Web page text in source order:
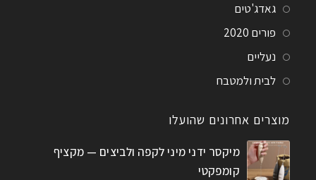
גאדג'טים
פורים 2020
נעליים
לבית ולמטבח
מוצרים אחרונים שהועלו
מיקסר ידני מיני לקפה ולביצים — מקציף
קומפקטי